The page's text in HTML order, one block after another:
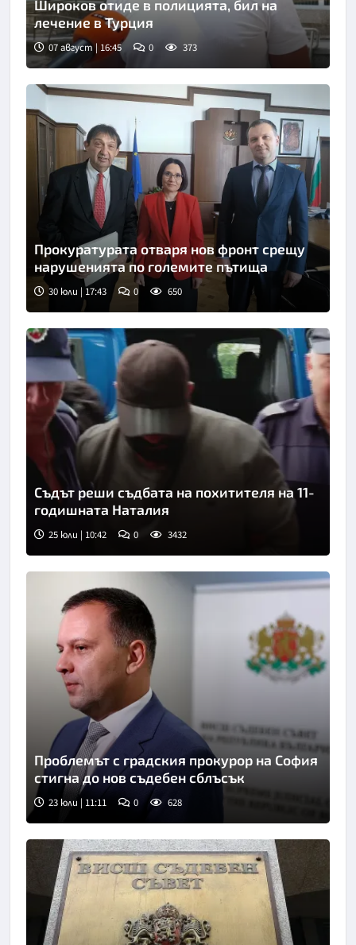
Широков отиде в полицията, бил на
лечение в Турция
07 август | 16:45 0 373
Прокуратурата отваря нов фронт срещу
нарушенията по големите пътища
30 юли | 17:43 0 650
Съдът реши съдбата на похитителя на 11-
годишната Наталия
25 юли | 10:42 0 3432
Снимка: БТА
Проблемът с градския прокурор на София
стигна до нов съдебен сблъсък
23 юли | 11:11 0 628